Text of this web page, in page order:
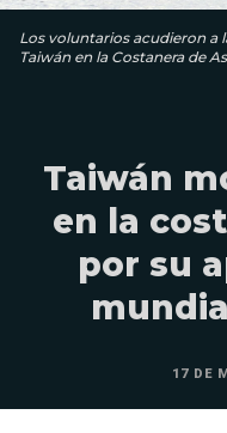
Los voluntarios acudieron a
Taiwán en la Costanera de
Taiwán
en la
por su
17 DE